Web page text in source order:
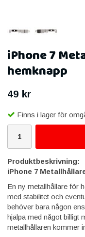
iPhone 7
hemknapp
49 kr
Finns i lager för
Produktbeskrivning:
iPhone 7
En ny metallhållare för
med stabilitet och
behöver bara någon
hjälpa med något billigt
metallhållaren kommer